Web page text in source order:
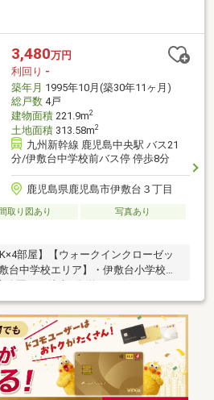
3,480万円
利回り -
築年月 1995年10月(築30年11ヶ月)
総戸数4戸
建物面積221.9m2
土地面積313.58m2
九州新幹線 鹿児島中央駅 バス21
分/伊敷台中学校前バス停 停歩8分
鹿児島県鹿児島市伊敷台３丁目
間取り図あり
写真あり
部屋】【ウォークインクローゼッ
台中学校エリア】・伊敷台小学校ま